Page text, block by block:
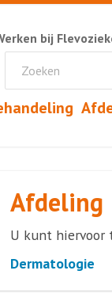
bij
Afdeling
U kunt hiervoor
Dermatologie